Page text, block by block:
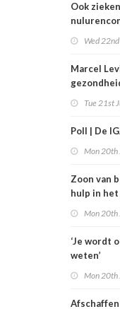
Ook
Wed
Marcel
Tue 21st
Poll | De
Mon 20th
Zoon van
hulp in
Mon 20th
‘Je wordt
weten’
Mon 20th